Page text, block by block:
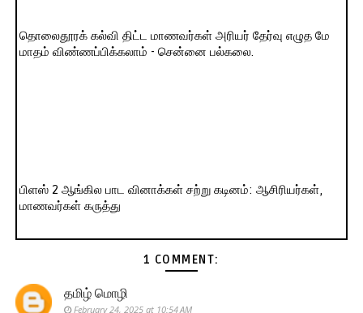
தொலைதூரக் கல்வி திட்ட மாணவர்கள் அரியர் தேர்வு எழுத மே
மாதம் விண்ணப்பிக்கலாம் - சென்னை பல்கலை.
பிளஸ் 2 ஆங்கில பாட வினாக்கள் சற்று கடினம்: ஆசிரியர்கள்,
மாணவர்கள் கருத்து
1 COMMENT:
தமிழ் மொழி
February 24, 2025 at 10:54 AM